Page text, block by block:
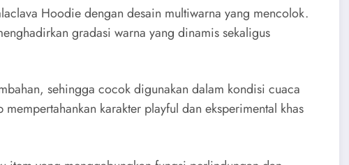
Hoodie dengan desain multiwarna yang mencolok.
gradasi warna yang dinamis sekaligus
sehingga cocok digunakan dalam kondisi cuaca
karakter playful dan eksperimental khas